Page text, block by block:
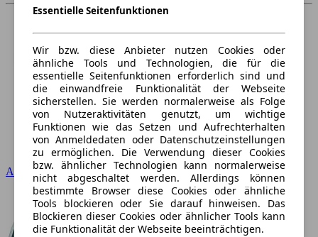
Audi
Essentielle Seitenfunktionen
Wir bzw. diese Anbieter nutzen Cookies oder
ähnliche Tools und Technologien, die für die
essentielle Seitenfunktionen erforderlich sind und
die einwandfreie Funktionalität der Webseite
sicherstellen. Sie werden normalerweise als Folge
von Nutzeraktivitäten genutzt, um wichtige
Funktionen wie das Setzen und Aufrechterhalten
von Anmeldedaten oder Datenschutzeinstellungen
zu ermöglichen. Die Verwendung dieser Cookies
bzw. ähnlicher Technologien kann normalerweise
nicht abgeschaltet werden. Allerdings können
bestimmte Browser diese Cookies oder ähnliche
Tools blockieren oder Sie darauf hinweisen. Das
Blockieren dieser Cookies oder ähnlicher Tools kann
die Funktionalität der Webseite beeinträchtigen.